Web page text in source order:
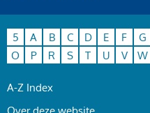
5 A B C D E F G
O
P R S T U V W
A-Z Index